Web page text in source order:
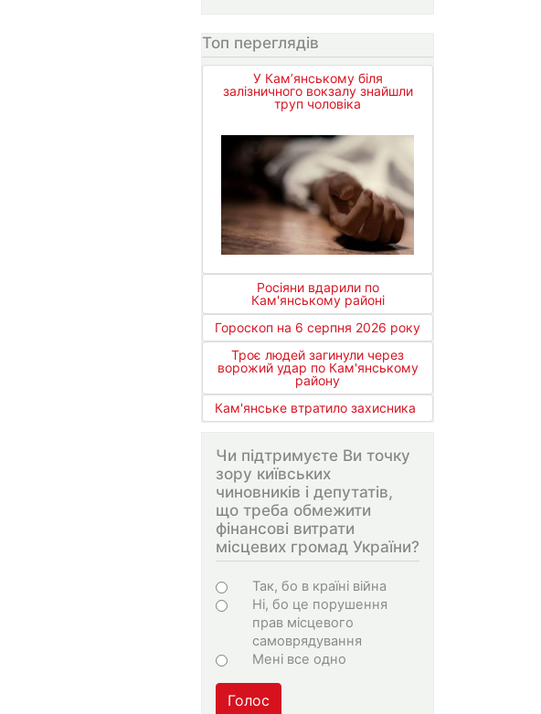
Топ переглядів
У Кам’янському біля
залізничного вокзалу знайшли
труп чоловіка
Росіяни вдарили по
Кам'янському районі
Гороскоп на 6 серпня 2026 року
Троє людей загинули через
ворожий удар по Кам'янському
району
Кам'янське втратило захисника
Чи підтримуєте Ви точку
зору київських
чиновників і депутатів,
що треба обмежити
фінансові витрати
місцевих громад України?
Варіанти
Так, бо в країні війна
Ні, бо це порушення
прав місцевого
самоврядування
Мені все одно
Голос